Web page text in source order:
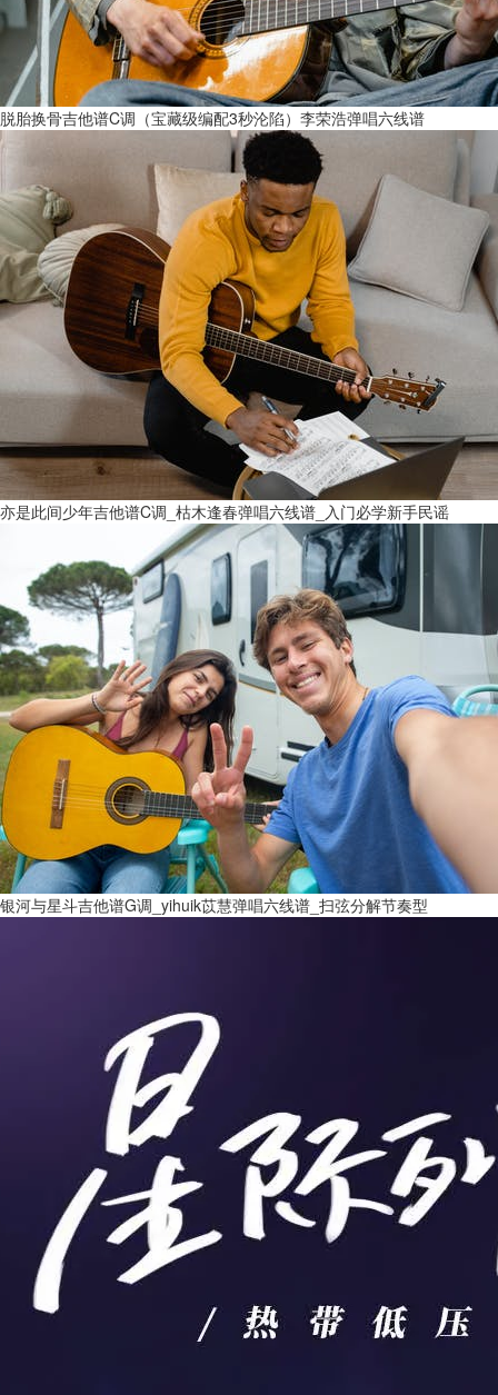
脱胎换骨吉他谱C调（宝藏级编配3秒沦陷）李荣浩弹唱六线谱
亦是此间少年吉他谱C调_枯木逢春弹唱六线谱_入门必学新手民谣
银河与星斗吉他谱G调_yihuik苡慧弹唱六线谱_扫弦分解节奏型